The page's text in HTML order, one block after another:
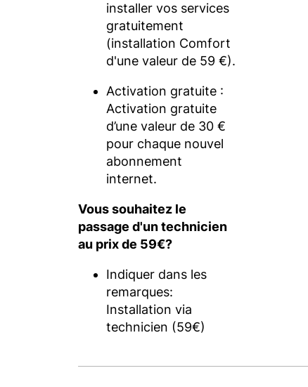
installer vos services
gratuitement
(installation Comfort
d'une valeur de 59 €).
Activation gratuite :
Activation gratuite
d’une valeur de 30 €
pour chaque nouvel
abonnement
internet.
Vous souhaitez le
passage d'un technicien
au prix de 59€?
Indiquer dans les
remarques:
Installation via
technicien (59€)